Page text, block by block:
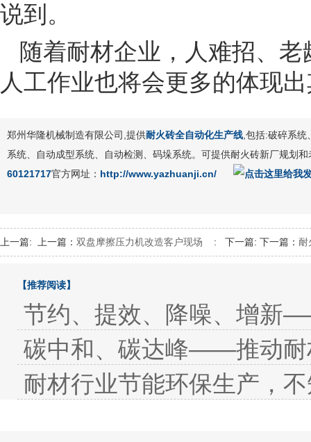
说到。
随着耐材企业，人难招、
人工作业也将会更多的体现
郑州华隆机械制造有限公司,提供耐火砖全自动化生产线,包括:破碎系统
系统、自动成型系统、自动检测、码垛系统。可提供耐火砖新厂规划
60121717官方网址： http://www.yazhuanji.cn/
上一篇: 上一篇： 双盘摩擦压力机改造客户现场 : 下一篇: 下一篇： 耐
【推荐阅读】
节约、提效、降噪、增新
碳中和、碳达峰——推动耐
耐材行业节能环保生产，